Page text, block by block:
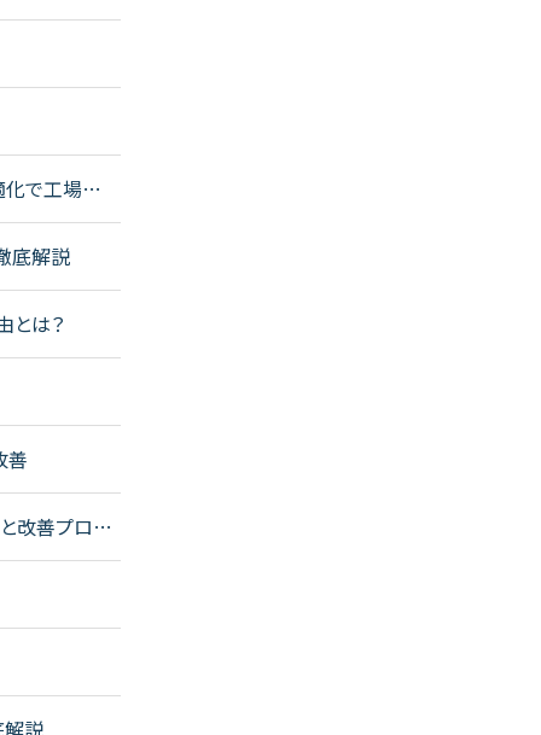
化で工場を
底解説
とは？
善
改善プロセ
解説